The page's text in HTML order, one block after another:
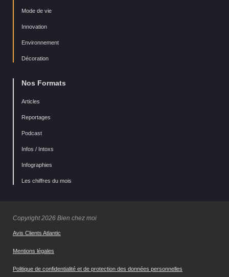
Mode de vie
Innovation
Environnement
Décoration
Nos Formats
Articles
Reportages
Podcast
Infos / Intoxs
Infographies
Les chiffres du mois
Copyright 2026 Bien chez moi
Avis Clients Atlantic
Mentions légales
Politique de confidentialité et de protection des données personnelles